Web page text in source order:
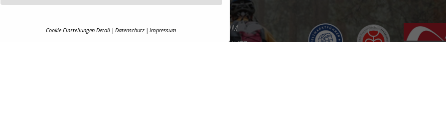
HIGHLIGHTS MTB
IMPRESSUM
DATENSCHUTZ
Cookie Einstellungen Detail Datenschutz Impressum